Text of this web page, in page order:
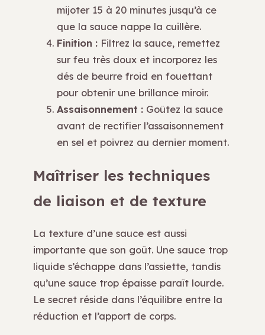
mijoter 15 à 20 minutes jusqu’à ce
que la sauce nappe la cuillère.
Finition : Filtrez la sauce, remettez
sur feu très doux et incorporez les
dés de beurre froid en fouettant
pour obtenir une brillance miroir.
Assaisonnement : Goûtez la sauce
avant de rectifier l’assaisonnement
en sel et poivrez au dernier moment.
Maîtriser les techniques
de liaison et de texture
La texture d’une sauce est aussi
importante que son goût. Une sauce trop
liquide s’échappe dans l’assiette, tandis
qu’une sauce trop épaisse paraît lourde.
Le secret réside dans l’équilibre entre la
réduction et l’apport de corps.